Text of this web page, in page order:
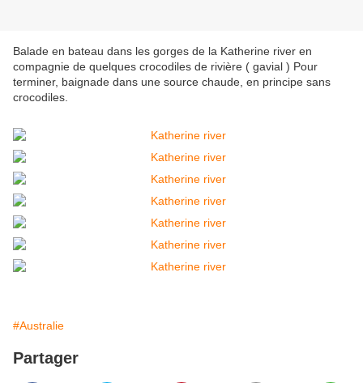
Balade en bateau dans les gorges de la Katherine river en
compagnie de quelques crocodiles de rivière ( gavial ) Pour
terminer, baignade dans une source chaude, en principe sans
crocodiles.
#Australie
Partager